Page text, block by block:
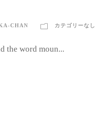
CHAN カテゴリーなし
the word moun...